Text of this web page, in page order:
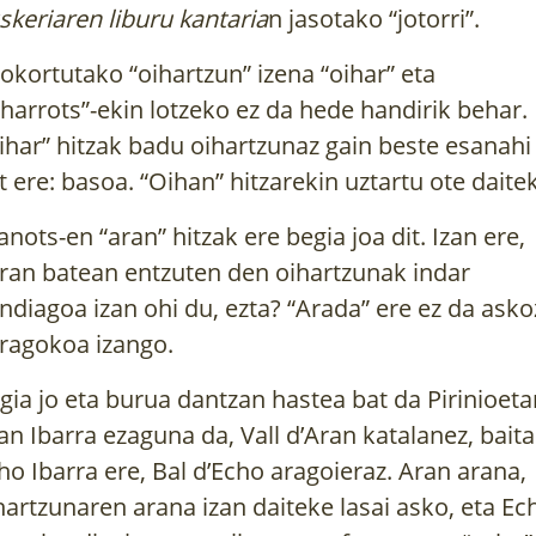
liburu kantarian jasotako “jotorri”.
“oihartzun” izena “oihar” eta
ekin lotzeko ez da hede handirik behar.
hitzak badu oihartzunaz gain beste esanahi
ere: basoa. “Oihan” hitzarekin uztartu ote
en “aran” hitzak ere begia joa dit. Izan ere,
batean entzuten den oihartzunak indar
izan ohi du, ezta? “Arada” ere ez da
izango.
jo eta burua dantzan hastea bat da
Ibarra ezaguna da, Vall d’Aran katalanez, baita
Ibarra ere, Bal d’Echo aragoieraz. Aran arana,
arana izan daiteke lasai asko, eta